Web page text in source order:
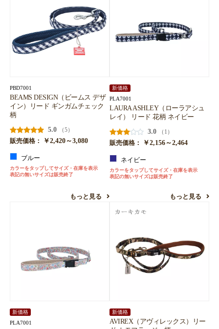
PBD7001
BEAMS DESIGN（ビームス デザ
イン）リード ギンガムチェック
柄
5.0
（5）
販売価格：
￥2,420～3,080
ブルー
カラーをタップしてサイズ・在庫を表示
表記の無いサイズは販売終了
もっと見る
新価格
PLA7001
LAURA ASHLEY（ローラアシュ
レイ） リード 花柄 ネイビー
3.0
（1）
販売価格：
￥2,156～2,464
ネイビー
カラーをタップしてサイズ・在庫を表示
表記の無いサイズは販売終了
もっと見る
新価格
PLA7001
新価格
AVIREX（アヴィレックス）リー